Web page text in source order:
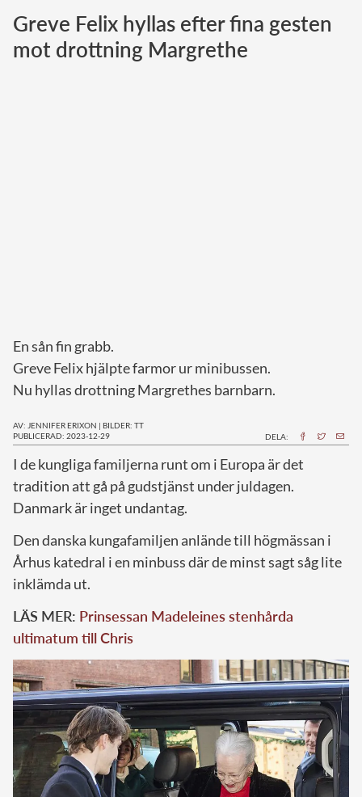
Norska kungahuset
Danska kungahuset
Greve Felix hyllas efter fina gesten
mot drottning Margrethe
En sån fin grabb.
Greve Felix hjälpte farmor ur minibussen.
Nu hyllas drottning Margrethes barnbarn.
AV: JENNIFER ERIXON | BILDER: TT
PUBLICERAD: 2023-12-29
DELA:
I de kungliga familjerna runt om i Europa är det
tradition att gå på gudstjänst under juldagen.
Danmark är inget undantag.
Den danska kungafamiljen anlände till högmässan i
Århus katedral i en minbuss där de minst sagt såg lite
inklämda ut.
LÄS MER: Prinsessan Madeleines stenhårda
ultimatum till Chris